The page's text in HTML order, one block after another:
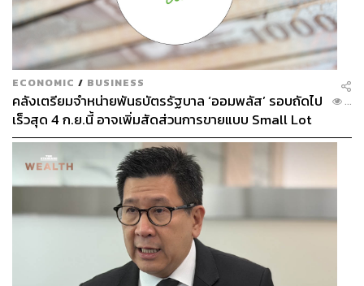
ECONOMIC / BUSINESS
คลังเตรียมจำหน่ายพันธบัตรรัฐบาล ‘ออมพลัส’ รอบถัดไป
เร็วสุด 4 ก.ย.นี้ อาจเพิ่มสัดส่วนการขายแบบ Small Lot
First มากขึ้น
...